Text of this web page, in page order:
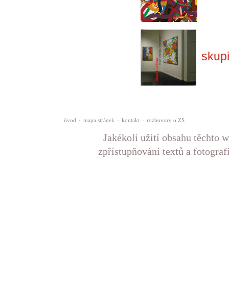
úvod · mapa stránek · kontakt · rozhovory o ZS
Jakékoli užití obsahu těchto
zpřístupňování textů a